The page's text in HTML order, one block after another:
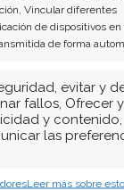
Vincular diferentes
de dispositivos
de forma
evitar y
fallos, Ofrecer y
y contenido,
las
Leer más sobre
Twitter
LinkedIn